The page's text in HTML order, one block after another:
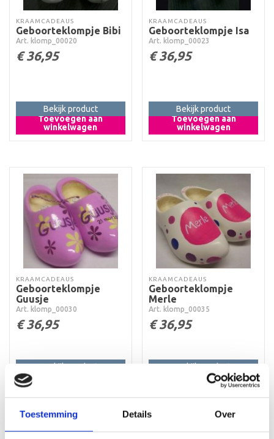
Toestemming Details Over
KRAAMCADEAUS
Geboorteklompje Bibi
Art. klomp_00020
€36,95
Toevoegen aan
winkelwagen
Bekijk product
KRAAMCADEAUS
Geboorteklompje Isa
Art. klomp_00023
€36,95
Toevoegen aan
winkelwagen
Bekijk product
KRAAMCADEAUS
Geboorteklompje
Guusje
Art. klomp_00030
€36,95
Bekijk product
KRAAMCADEAUS
Geboorteklompje
Merle
Art. klomp_00035
€36,95
Toevoegen aan
winkelwagen
Bekijk product